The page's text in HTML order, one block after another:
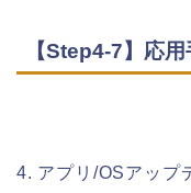
【Step4-7】応
4. アプリ/OSアップ